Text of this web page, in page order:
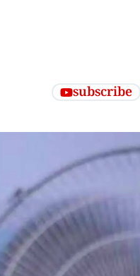
subscribe